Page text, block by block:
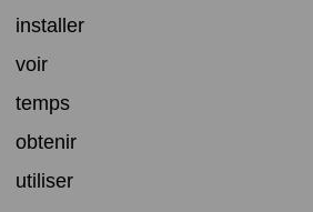
installer
voir
temps
obtenir
utiliser